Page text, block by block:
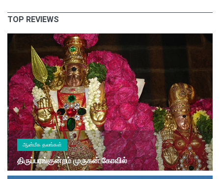
TOP REVIEWS
ஆன்மீக தலங்கள்
திருப்பரங்குன்றம் முருகன் கோவில்